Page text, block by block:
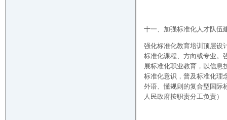
十一、加强标准化人才队伍
强化标准化教育培训顶层设
标准化课程、方向或专业。
展标准化职业教育，以信息
标准化意识，普及标准化理
外语、懂规则的复合型国际
人民政府按职责分工负责）